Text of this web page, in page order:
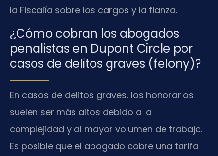
la Fiscalía sobre los cargos y la fianza.
¿Cómo cobran los abogados
penalistas en Dupont Circle por
casos de delitos graves (felony)?
En casos de delitos graves, los honorarios
suelen ser más altos debido a la
complejidad y al mayor volumen de trabajo.
Es posible que el abogado cobre una tarifa